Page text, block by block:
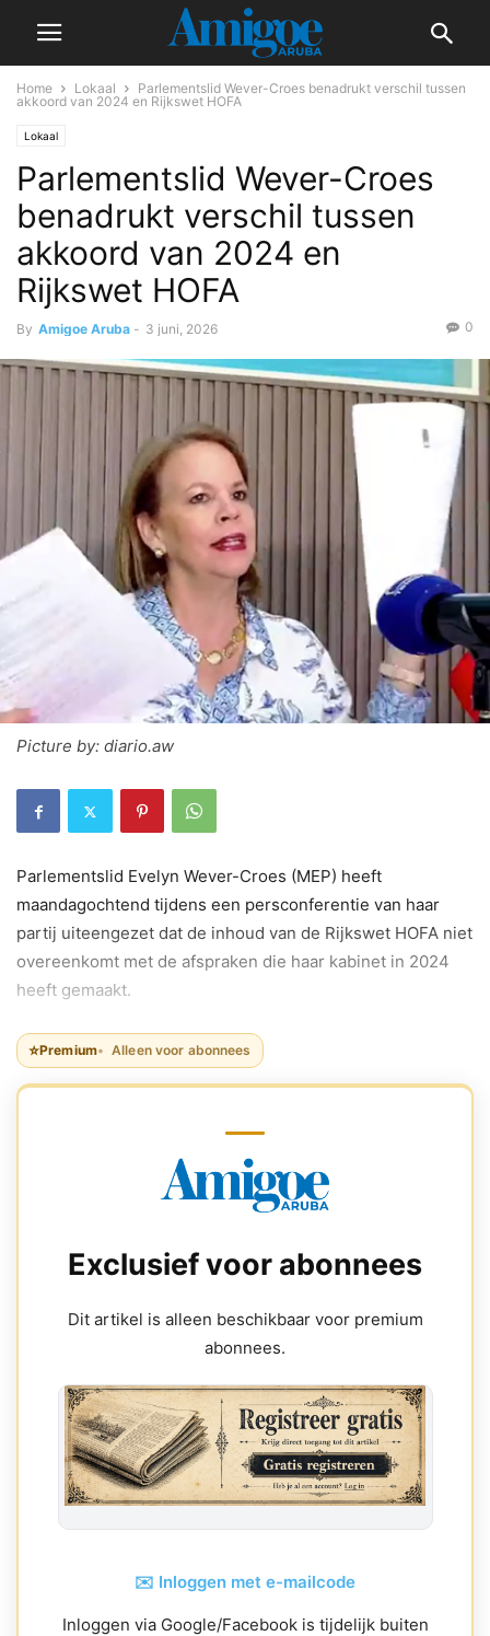
Home Lokaal
Parlementslid Wever-Croes benadrukt verschil tussen
akkoord van 2024 en Rijkswet HOFA
Lokaal
Parlementslid Wever-Croes
benadrukt verschil tussen
akkoord van 2024 en
Rijkswet HOFA
By Amigoe Aruba - 3 juni, 2026 0
Picture by: diario.aw
Parlementslid Evelyn Wever-Croes (MEP) heeft
maandagochtend tijdens een persconferentie van haar
partij uiteengezet dat de inhoud van de Rijkswet HOFA niet
overeenkomt met de afspraken die haar kabinet in 2024
heeft gemaakt.
⭐Premium Alleen voor abonnees
Exclusief voor abonnees
Dit artikel is alleen beschikbaar voor premium
abonnees.
✉️ Inloggen met e-mailcode
Inloggen via Google/Facebook is tijdelijk buiten